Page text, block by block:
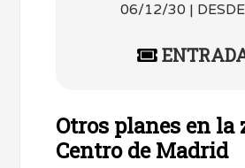
06/12/30 |
Otros planes en la
Centro de Madrid